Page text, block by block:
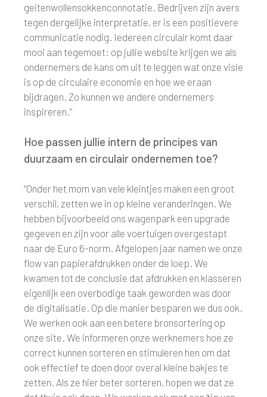
geitenwollensokkenconnotatie. Bedrijven zijn avers
tegen dergelijke interpretatie, er is een positievere
communicatie nodig. Iedereen circulair komt daar
mooi aan tegemoet: op jullie website krijgen we als
ondernemers de kans om uit te leggen wat onze visie
is op de circulaire economie en hoe we eraan
bijdragen. Zo kunnen we andere ondernemers
inspireren.”
Hoe passen jullie intern de principes van
duurzaam en circulair ondernemen toe?
“Onder het mom van vele kleintjes maken een groot
verschil, zetten we in op kleine veranderingen. We
hebben bijvoorbeeld ons wagenpark een upgrade
gegeven en zijn voor alle voertuigen overgestapt
naar de Euro 6-norm. Afgelopen jaar namen we onze
flow van papierafdrukken onder de loep. We
kwamen tot de conclusie dat afdrukken en klasseren
eigenlijk een overbodige taak geworden was door
de digitalisatie. Op die manier besparen we dus ook.
We werken ook aan een betere bronsortering op
onze site. We informeren onze werknemers hoe ze
correct kunnen sorteren en stimuleren hen om dat
ook effectief te doen door overal kleine bakjes te
zetten. Als ze hier beter sorteren, hopen we dat ze